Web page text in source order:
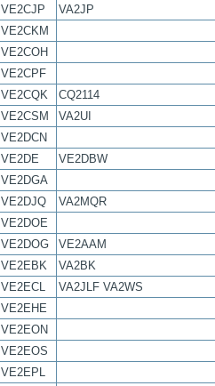
VE2CJP
VA2JP
VE2CKM
VE2COH
VE2CPF
VE2CQK
CQ2114
VE2CSM
VA2UI
VE2DCN
VE2DE
VE2DBW
VE2DGA
VE2DJQ
VA2MQR
VE2DOE
VE2DOG
VE2AAM
VE2EBK
VA2BK
VE2ECL
VA2JLF VA2WS
VE2EHE
VE2EON
VE2EOS
VE2EPL